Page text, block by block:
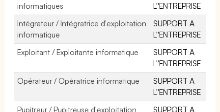
informatiques
L''ENTREPRISE
Intégrateur / Intégratrice d'exploitation
informatique
SUPPORT A
L''ENTREPRISE
Exploitant / Exploitante informatique
SUPPORT A
L''ENTREPRISE
Opérateur / Opératrice informatique
SUPPORT A
L''ENTREPRISE
Pupitreur / Pupitreuse d'exploitation
SUPPORT A